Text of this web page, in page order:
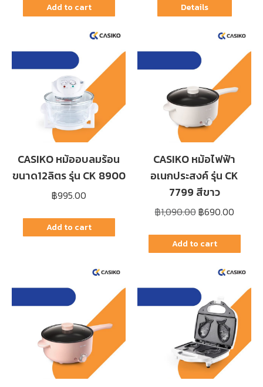
Add to cart
was:
Details
CASIKO หม้ออบลมร้อน
ขนาด12ลิตร รุ่น CK 8900
฿995.00
Add to cart
CASIKO หม้อไฟฟ้า
อเนกประสงค์ รุ่น CK
7799 สีขาว
฿1,090.00Original
was:
฿690.00
Add to cart